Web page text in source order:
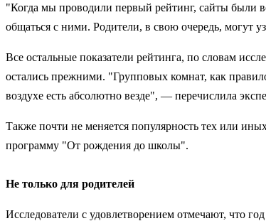
"Когда мы проводили первый рейтинг, сайты были
общаться с ними. Родители, в свою очередь, могут
Все остальные показатели рейтинга, по словам
остались прежними. "Групповых комнат, как
воздухе есть абсолютно везде", — перечислила
Также почти не меняется популярность тех или
программу "От рождения до школы".
Не только для родителей
Исследователи с удовлетворением отмечают, что